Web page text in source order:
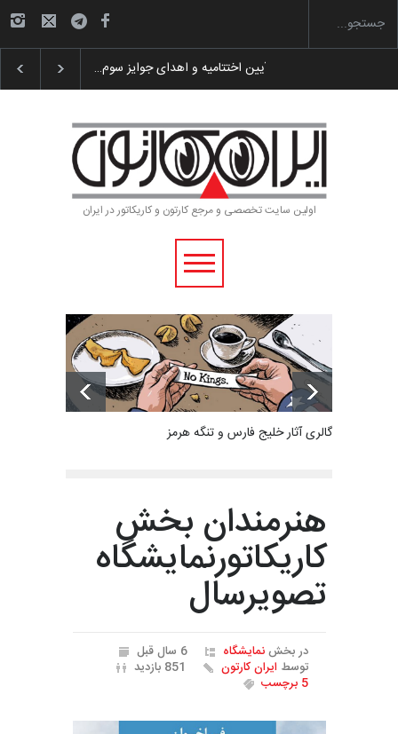
گزارش تصویری آیین اختتامیه و اهدای جوایز سوم…
اولین سایت تخصصی و مرجع کارتون و کاریکاتور در ایران
گالری آثار خلیج فارس و تنگه هرمز
هنرمندان بخش
کاریکاتورنمایشگاه
تصویرسال
در بخشنمایشگاه
6 سال قبل
توسط ایران کارتون
851 بازدید
5 برچسب